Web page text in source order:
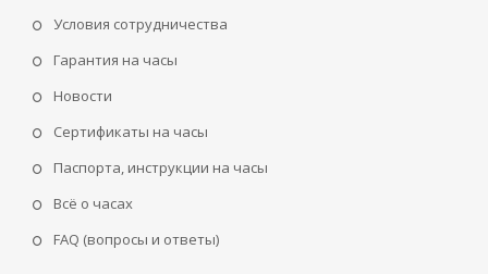
Условия сотрудничества
Гарантия на часы
Новости
Сертификаты на часы
Паспорта, инструкции на часы
Всё о часах
FAQ (вопросы и ответы)